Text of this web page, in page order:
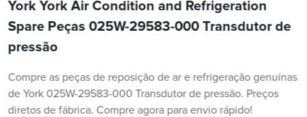
York York Air Condition and Refrigeration
Spare Peças 025W-29583-000 Transdutor de
pressão
Compre as peças de reposição de ar e refrigeração genuínas
de York 025W-29583-000 Transdutor de pressão. Preços
diretos de fábrica. Compre agora para envio rápido!